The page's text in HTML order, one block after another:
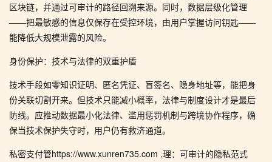
区块链，并通过可审计的路径回溯来源。同时，数据层级化管理
——把最敏感的信息仅保存在受控环境，由用户掌握访问钥匙——
能降低大规模泄露的风险。
身份保护：技术与法律的双重护盾
技术手段如零知识证明、匿名凭证、盲签名、隐身地址等，能把身
份关联切割开来。但技术只能减小概率，法律与制度设计才是最后
防线。应推动数据最小化法律、滥用惩罚机制与跨境协作程序，确
保当技术保护失守时，用户仍有救济通道。
私密支付管https://www.xunren735.com ,理：可审计的隐私范式